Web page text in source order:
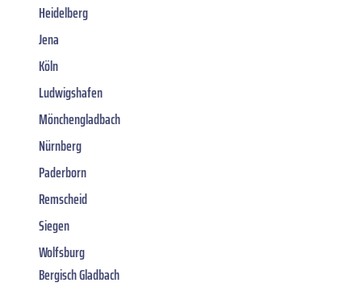
Heidelberg
Jena
Köln
Ludwigshafen
Mönchengladbach
Nürnberg
Paderborn
Remscheid
Siegen
Wolfsburg
Bergisch Gladbach